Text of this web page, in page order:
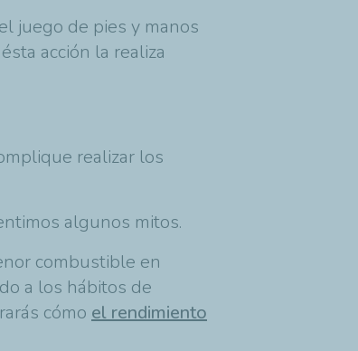
juego de pies y manos
acción la realiza
realizar los
algunos mitos.
combustible en
a los hábitos de
cómo el rendimiento